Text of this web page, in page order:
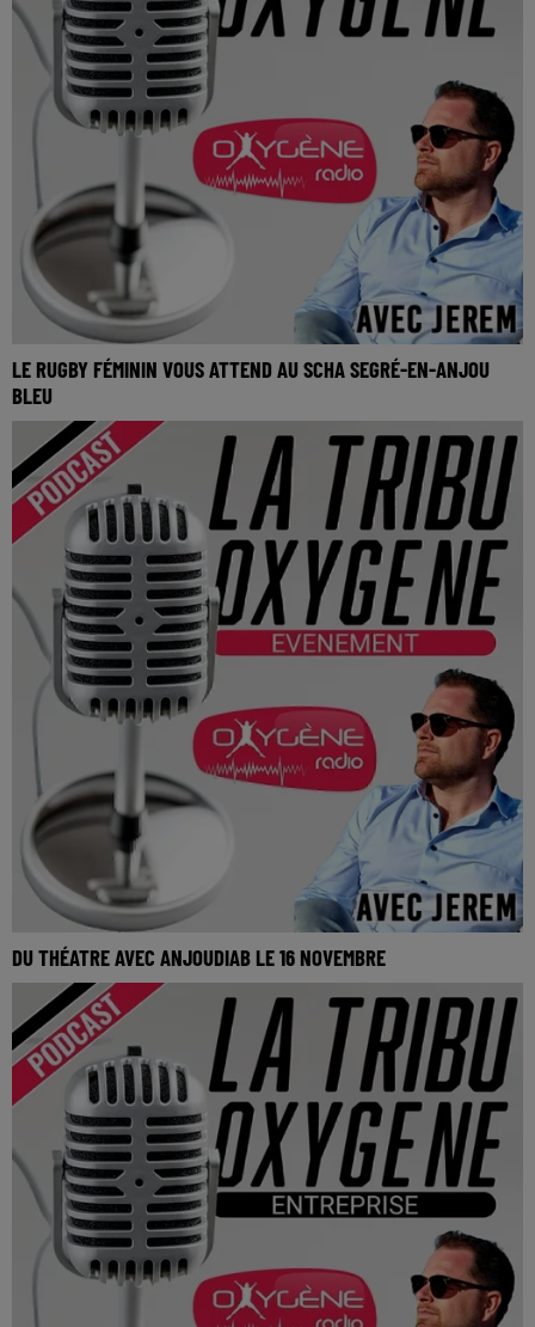
LE RUGBY FÉMININ VOUS ATTEND AU SCHA SEGRÉ-EN-ANJOU
BLEU
La Tribu Oxygène By Jerem
DU THÉATRE AVEC ANJOUDIAB LE 16 NOVEMBRE
La Tribu Oxygène By Jerem